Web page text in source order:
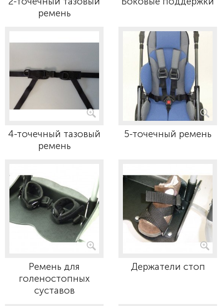
ремень
4-точечный тазовый
ремень
5-точечный ремень
Ремень для
голеностопных
суставов
Держатели стоп